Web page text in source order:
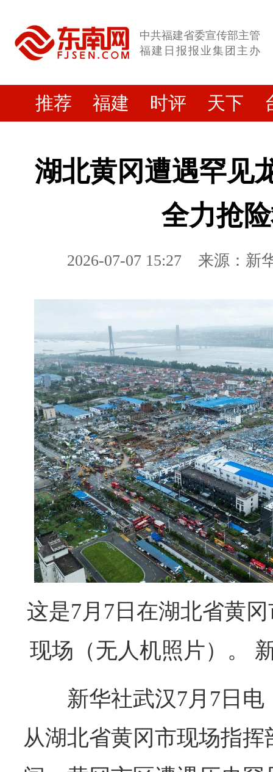
中共福建省委宣传部主管
福建日报报业集团主办
推荐 福建 时评 天下
湖北黄冈遭遇罕见
全力抢
2026-07-07 15:27 来源：新
这是7月7日在湖北省黄
现场（无人机照片）。
新华社武汉7月7日
从湖北省黄冈市现场指